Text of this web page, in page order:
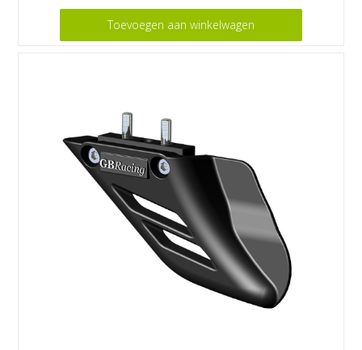
Toevoegen aan winkelwagen